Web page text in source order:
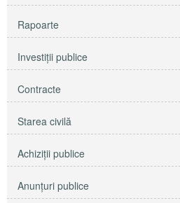
Rapoarte
Investiţii publice
Contracte
Starea civilă
Achiziţii publice
Anunţuri publice